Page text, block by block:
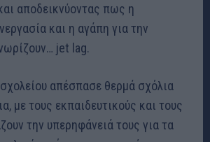
αποδεικνύοντας πως η
και η αγάπη για την
jet lag.
απέσπασε θερμά σχόλια
με τους εκπαιδευτικούς και τους
την υπερηφάνειά τους για τα